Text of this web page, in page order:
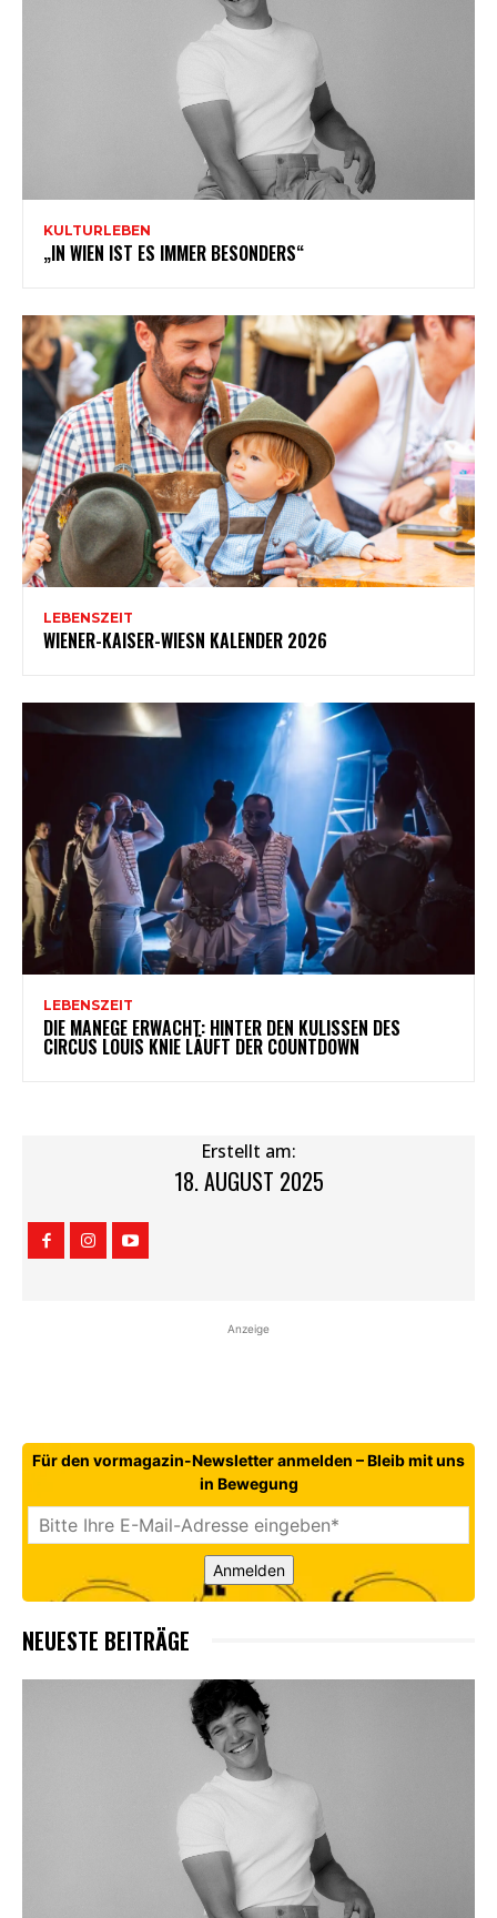
KULTURLEBEN
„IN WIEN IST ES IMMER BESONDERS“
LEBENSZEIT
WIENER-KAISER-WIESN KALENDER 2026
LEBENSZEIT
DIE MANEGE ERWACHT: HINTER DEN KULISSEN DES
CIRCUS LOUIS KNIE LÄUFT DER COUNTDOWN
Erstellt am:
18. AUGUST 2025
Anzeige
Für den vormagazin-Newsletter anmelden – Bleib mit uns
in Bewegung
Anmelden
NEUESTE BEITRÄGE